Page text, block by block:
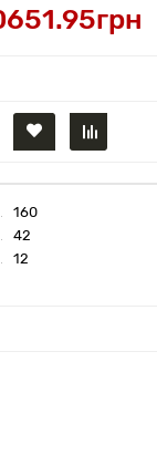
160
42
12